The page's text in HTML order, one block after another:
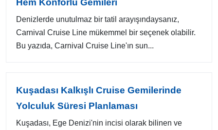
Hem Konforlu Gemileri
Denizlerde unutulmaz bir tatil arayışındaysanız,
Carnival Cruise Line mükemmel bir seçenek olabilir.
Bu yazıda, Carnival Cruise Line'ın sun...
Kuşadası Kalkışlı Cruise Gemilerinde
Yolculuk Süresi Planlaması
Kuşadası, Ege Denizi'nin incisi olarak bilinen ve